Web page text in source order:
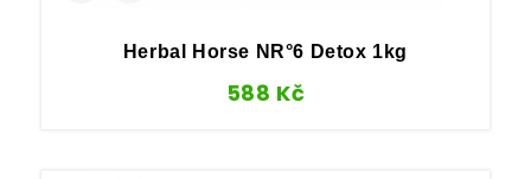
Herbal Horse NR°6 Detox 1kg
588 Kč